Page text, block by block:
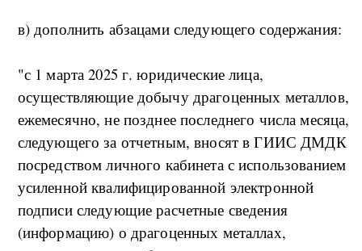
в) дополнить абзацами следующего содержания:
"с 1 марта 2025 г. юридические лица,
осуществляющие добычу драгоценных металлов,
ежемесячно, не позднее последнего числа месяца,
следующего за отчетным, вносят в ГИИС ДМДК
посредством личного кабинета с использованием
усиленной квалифицированной электронной
подписи следующие расчетные сведения
(информацию) о драгоценных металлах,